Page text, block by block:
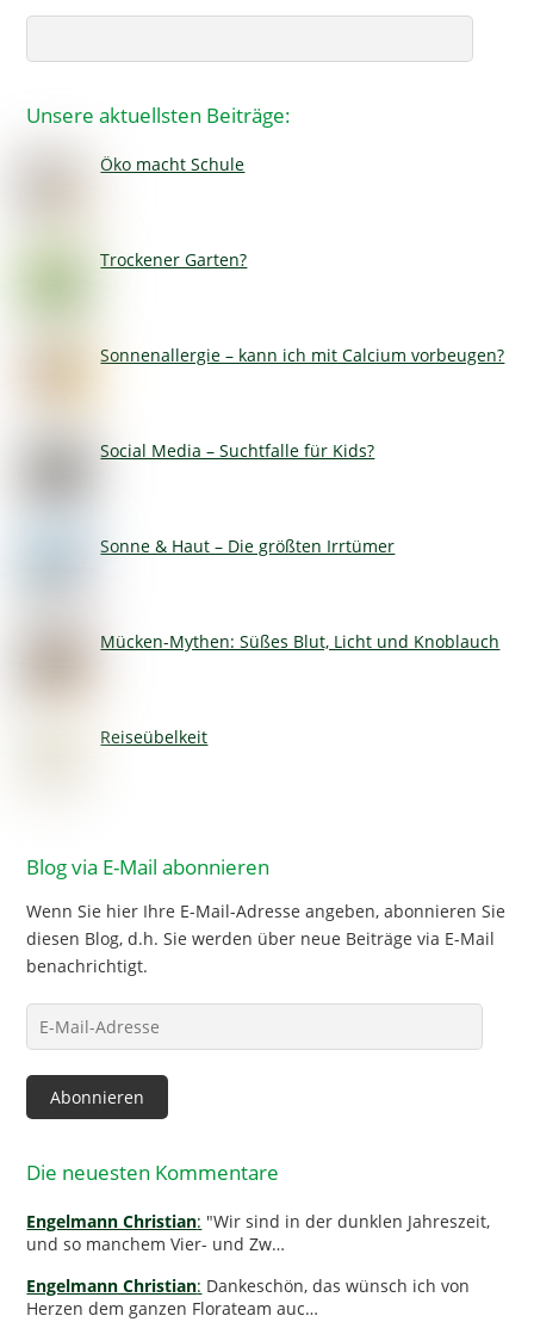
Unsere aktuellsten Beiträge:
Öko macht Schule
Trockener Garten?
Sonnenallergie – kann ich mit Calcium vorbeugen?
Social Media – Suchtfalle für Kids?
Sonne & Haut – Die größten Irrtümer
Mücken-Mythen: Süßes Blut, Licht und Knoblauch
Reiseübelkeit
Blog via E-Mail abonnieren
Wenn Sie hier Ihre E-Mail-Adresse angeben, abonnieren Sie
diesen Blog, d.h. Sie werden über neue Beiträge via E-Mail
benachrichtigt.
E-
Mail-
Adresse
Abonnieren
Die neuesten Kommentare
Engelmann Christian: "Wir sind in der dunklen Jahreszeit,
und so manchem Vier- und Zw…
Engelmann Christian: Dankeschön, das wünsch ich von
Herzen dem ganzen Florateam auc…